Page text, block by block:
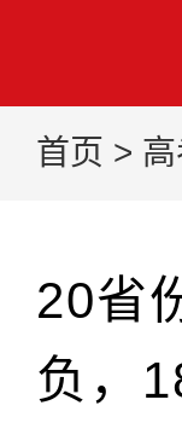
首页 >
20省
负，